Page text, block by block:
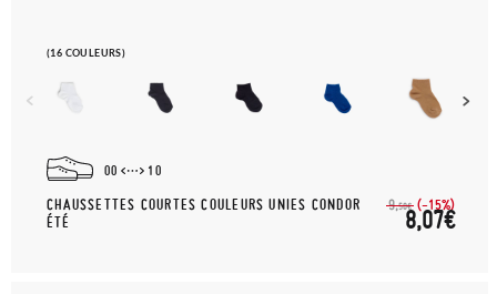
(16 COULEURS)
00 10
CHAUSSETTES COURTES COULEURS UNIES CONDOR
ÉTÉ
9,50€ (-15%)
8,07€